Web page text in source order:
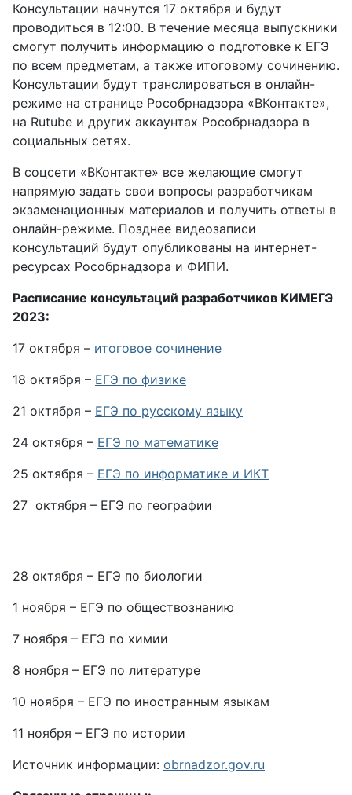
Консультации начнутся 17 октября и будут
проводиться в 12:00. В течение месяца выпускники
смогут получить информацию о подготовке к ЕГЭ
по всем предметам, а также итоговому сочинению.
Консультации будут транслироваться в онлайн-
режиме на странице Рособрнадзора «ВКонтакте»,
на Rutube и других аккаунтах Рособрнадзора в
социальных сетях.
В соцсети «ВКонтакте» все желающие смогут
напрямую задать свои вопросы разработчикам
экзаменационных материалов и получить ответы в
онлайн-режиме. Позднее видеозаписи
консультаций будут опубликованы на интернет-
ресурсах Рособрнадзора и ФИПИ.
Расписание консультаций разработчиков КИМЕГЭ
2023:
17 октября – итоговое сочинение
18 октября – ЕГЭ по физике
21 октября – ЕГЭ по русскому языку
24 октября – ЕГЭ по математике
25 октября – ЕГЭ по информатике и ИКТ
27 октября – ЕГЭ по географии
28 октября – ЕГЭ по биологии
1 ноября – ЕГЭ по обществознанию
7 ноября – ЕГЭ по химии
8 ноября – ЕГЭ по литературе
10 ноября – ЕГЭ по иностранным языкам
11 ноября – ЕГЭ по истории
Источник информации: obrnadzor.gov.ru